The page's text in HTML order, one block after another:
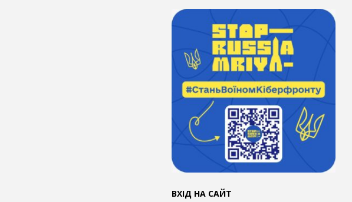
ВХІД НА САЙТ